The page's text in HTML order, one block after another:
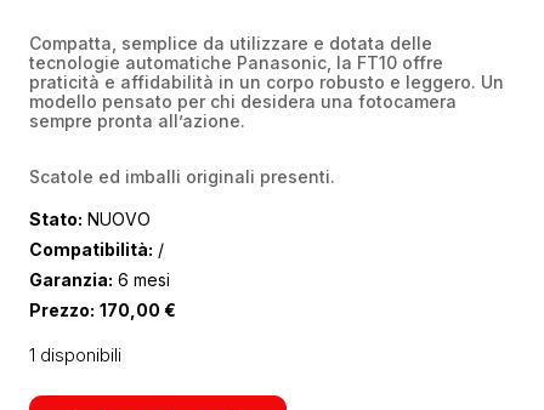
Compatta, semplice da utilizzare e dotata delle
tecnologie automatiche Panasonic, la FT10 offre
praticità e affidabilità in un corpo robusto e leggero. Un
modello pensato per chi desidera una fotocamera
sempre pronta all’azione.
Scatole ed imballi originali presenti.
Stato: NUOVO
Compatibilità: /
Garanzia: 6 mesi
Prezzo: 170,00 €
1 disponibili